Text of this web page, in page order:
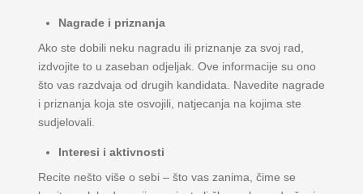
Nagrade i priznanja
Ako ste dobili neku nagradu ili priznanje za svoj rad,
izdvojite to u zaseban odjeljak. Ove informacije su ono
što vas razdvaja od drugih kandidata. Navedite nagrade
i priznanja koja ste osvojili, natjecanja na kojima ste
sudjelovali.
Interesi i aktivnosti
Recite nešto više o sebi – što vas zanima, čime se